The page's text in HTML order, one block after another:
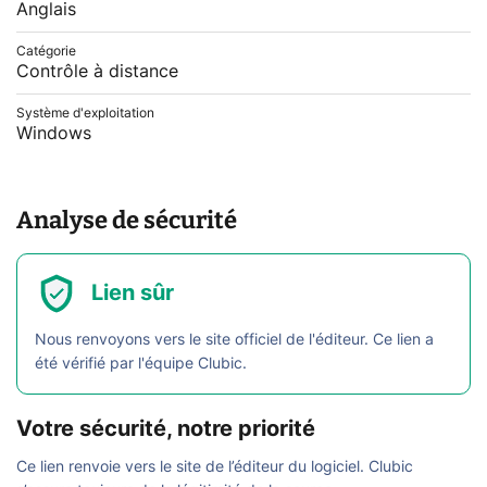
Anglais
Catégorie
Contrôle à distance
Système d'exploitation
Windows
Analyse de sécurité
Lien sûr
Nous renvoyons vers le site officiel de l'éditeur. Ce lien a
été vérifié par l'équipe Clubic.
Votre sécurité, notre priorité
Ce lien renvoie vers le site de l’éditeur du logiciel. Clubic